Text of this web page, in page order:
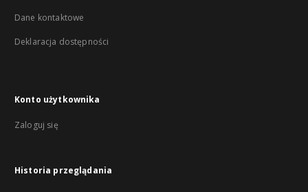
Dane kontaktowe
Deklaracja dostępności
Konto użytkownika
Zaloguj się
Historia przeglądania